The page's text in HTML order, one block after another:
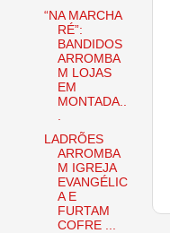
“NA MARCHA
RÉ”:
BANDIDOS
ARROMBA
M LOJAS
EM
MONTADA..
LADRÕES
ARROMBA
M IGREJA
EVANGÉLIC
A E
FURTAM
COFRE ...